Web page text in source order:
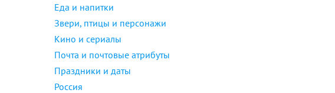
Еда и напитки
Звери, птицы и персонажи
Кино и сериалы
Почта и почтовые атрибуты
Праздники и даты
Россия